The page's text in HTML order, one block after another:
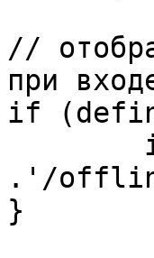
//
при
if
.'/
}